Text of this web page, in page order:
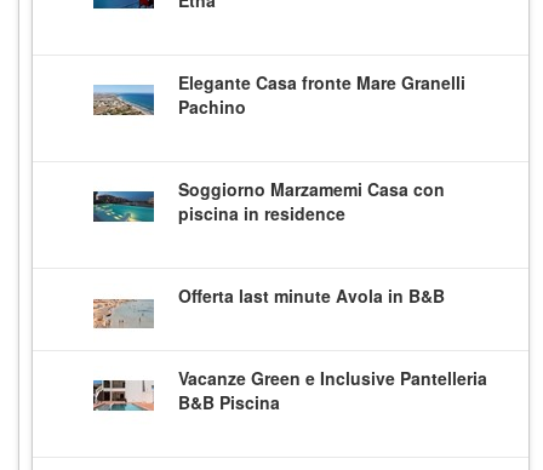
Elegante Casa fronte Mare Granelli
Pachino
Soggiorno Marzamemi Casa con
piscina in residence
Offerta last minute Avola in B&B
Vacanze Green e Inclusive Pantelleria
B&B Piscina